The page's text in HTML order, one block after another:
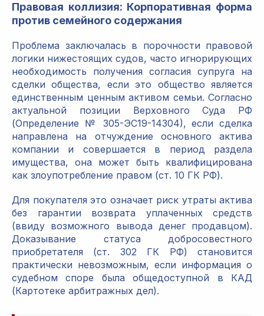
Правовая коллизия: Корпоративная форма
против семейного содержания
Проблема заключалась в порочности правовой
логики нижестоящих судов, часто игнорирующих
необходимость получения согласия супруга на
сделки общества, если это общество является
единственным ценным активом семьи. Согласно
актуальной позиции Верховного Суда РФ
(Определение № 305-ЭС19-14304), если сделка
направлена на отчуждение основного актива
компании и совершается в период раздела
имущества, она может быть квалифицирована
как злоупотребление правом (ст. 10 ГК РФ).
Для покупателя это означает риск утраты актива
без гарантии возврата уплаченных средств
(ввиду возможного вывода денег продавцом).
Доказывание статуса добросовестного
приобретателя (ст. 302 ГК РФ) становится
практически невозможным, если информация о
судебном споре была общедоступной в КАД
(Картотеке арбитражных дел).